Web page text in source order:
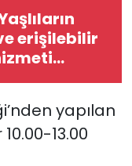
erişilebilir
temel
yapılan
13.00